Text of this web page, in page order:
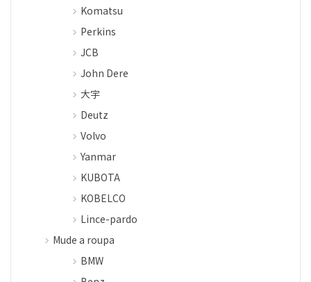
Komatsu
Perkins
JCB
John Dere
大宇
Deutz
Volvo
Yanmar
KUBOTA
KOBELCO
Lince-pardo
Mude a roupa
BMW